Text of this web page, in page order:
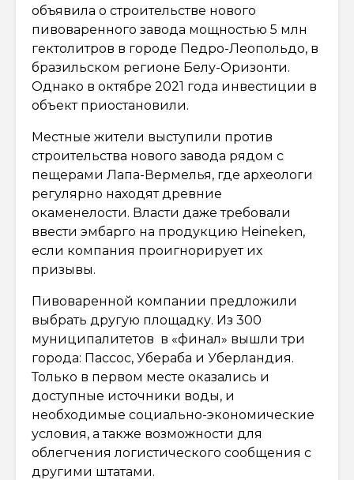
объявила о строительстве нового
пивоваренного завода мощностью 5 млн
гектолитров в городе Педро-Леопольдо, в
бразильском регионе Белу-Оризонти.
Однако в октябре 2021 года инвестиции в
объект приостановили.
Местные жители выступили против
строительства нового завода рядом с
пещерами Лапа-Вермелья, где археологи
регулярно находят древние
окаменелости. Власти даже требовали
ввести эмбарго на продукцию Heineken,
если компания проигнорирует их
призывы.
Пивоваренной компании предложили
выбрать другую площадку. Из 300
муниципалитетов в «финал» вышли три
города: Пассос, Убераба и Уберландия.
Только в первом месте оказались и
доступные источники воды, и
необходимые социально-экономические
условия, а также возможности для
облегчения логистического сообщения с
другими штатами.